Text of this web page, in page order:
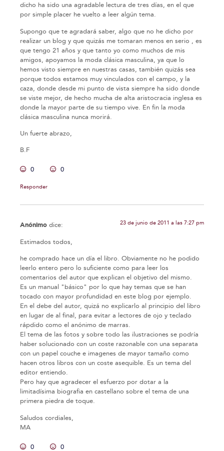
dicho ha sido una agradable lectura de tres días, en el que
por simple placer he vuelto a leer algún tema.
Supongo que te agradará saber, algo que no he dicho por
realizar un blog y que quizás me tomaran menos en serio , es
que tengo 21 años y que tanto yo como muchos de mis
amigos, apoyamos la moda clásica masculina, ya que lo
hemos visto siempre en nuestras casas, también quizás sea
porque todos estamos muy vinculados con el campo, y la
caza, donde desde mi punto de vista siempre ha sido donde
se viste mejor, de hecho mucha de alta aristocracia inglesa es
donde la mayor parte de su tiempo vive. En fin la moda
clásica masculina nunca morirá.
Un fuerte abrazo,
B.F
0 0
Responder
Anónimo dice: 23 de junio de 2011 a las 7:27 pm
Estimados todos,
he comprado hace un día el libro. Obviamente no he podido
leerlo entero pero lo suficiente como para leer los
comentarios del autor que explican el objetivo del mismo.
Es un manual "básico" por lo que hay temas que se han
tocado con mayor profundidad en este blog por ejemplo.
En el debe del autor, quizá no explicarlo al principio del libro
en lugar de al final, para evitar a lectores de ojo y teclado
rápdido como el anónimo de marras.
El tema de las fotos y sobre todo las ilustraciones se podría
haber solucionado con un coste razonable con una separata
con un papel couche e imagenes de mayor tamaño como
hacen otros libros con un coste asequible. Es un tema del
editor entiendo.
Pero hay que agradecer el esfuerzo por dotar a la
limitadísima biografia en castellano sobre el tema de una
primera piedra de toque.
Saludos cordiales,
MA
0 0